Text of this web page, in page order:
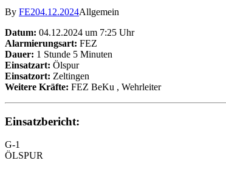
By FE204.12.2024Allgemein
Datum: 04.12.2024 um 7:25 Uhr
Alarmierungsart: FEZ
Dauer: 1 Stunde 5 Minuten
Einsatzart: Ölspur
Einsatzort: Zeltingen
Weitere Kräfte: FEZ BeKu , Wehrleiter
Einsatzbericht:
G-1
ÖLSPUR